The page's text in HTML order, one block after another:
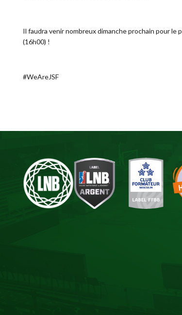
Il faudra venir nombreux dimanche prochain pour le
(16h00) !
#WeAreJSF